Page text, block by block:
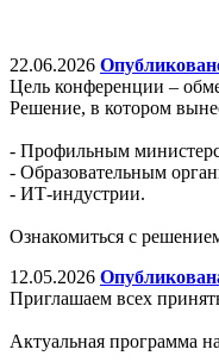
22.06.2026
Цель конференции –
Решение, в котором
- Профильным
- Образовательным
- ИТ-индустрии.
Ознакомиться с
12.05.2026
Приглашаем всех
Актуальная программа